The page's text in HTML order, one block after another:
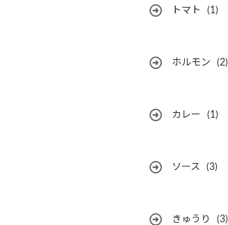
トマト (1)
ホルモン (2)
カレー (1)
ソース (3)
きゅうり (3)